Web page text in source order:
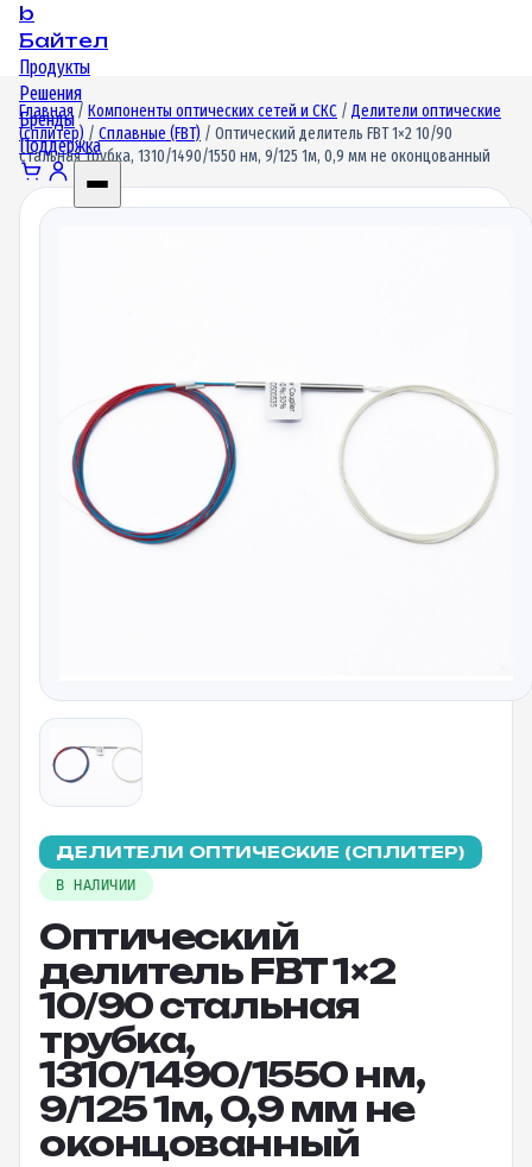
b
Байтел
Продукты
Решения
Бренды
Поддержка
Главная/ Компоненты оптических сетей и СКС / Делители оптические
(сплитер) / Сплавные (FBT) / Оптический делитель FBT 1×2 10/90
стальная трубка, 1310/1490/1550 нм, 9/125 1м, 0,9 мм не оконцованный
ДЕЛИТЕЛИ ОПТИЧЕСКИЕ (СПЛИТЕР)
В НАЛИЧИИ
Оптический
делитель FBT 1×2
10/90 стальная
трубка,
1310/1490/1550 нм,
9/125 1м, 0,9 мм не
оконцованный